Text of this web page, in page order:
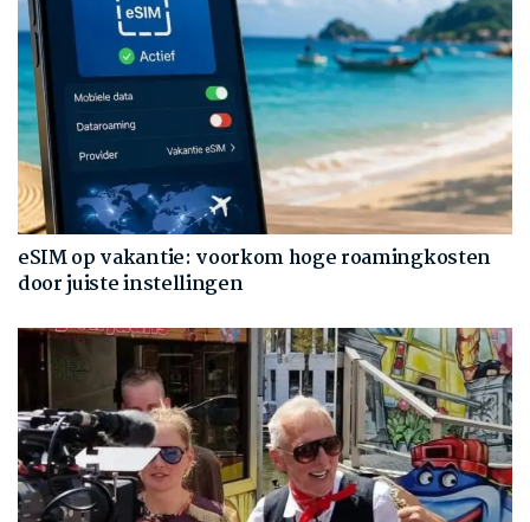
eSIM op vakantie: voorkom hoge roamingkosten
door juiste instellingen